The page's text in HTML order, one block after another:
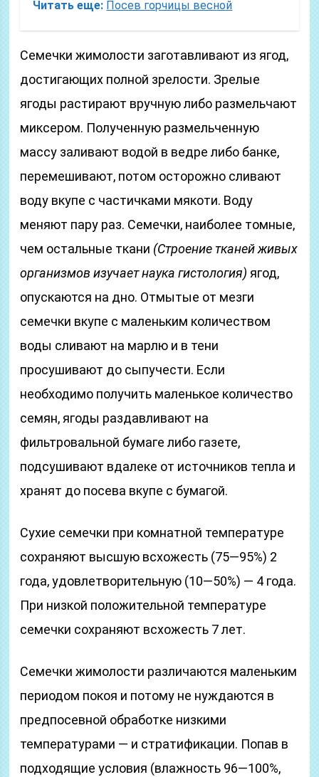
Читать еще: Посев горчицы весной
Семечки жимолости заготавливают из ягод,
достигающих полной зрелости. Зрелые
ягоды растирают вручную либо размельчают
миксером. Полученную размельченную
массу заливают водой в ведре либо банке,
перемешивают, потом осторожно сливают
воду вкупе с частичками мякоти. Воду
меняют пару раз. Семечки, наиболее томные,
чем остальные ткани (Строение тканей живых
организмов изучает наука гистология) ягод,
опускаются на дно. Отмытые от мезги
семечки вкупе с маленьким количеством
воды сливают на марлю и в тени
просушивают до сыпучести. Если
необходимо получить маленькое количество
семян, ягоды раздавливают на
фильтровальной бумаге либо газете,
подсушивают вдалеке от источников тепла и
хранят до посева вкупе с бумагой.
Сухие семечки при комнатной температуре
сохраняют высшую всхожесть (75—95%) 2
года, удовлетворительную (10—50%) — 4 года.
При низкой положительной температуре
семечки сохраняют всхожесть 7 лет.
Семечки жимолости различаются маленьким
периодом покоя и потому не нуждаются в
предпосевной обработке низкими
температурами — и стратификации. Попав в
подходящие условия (влажность 96—100%,